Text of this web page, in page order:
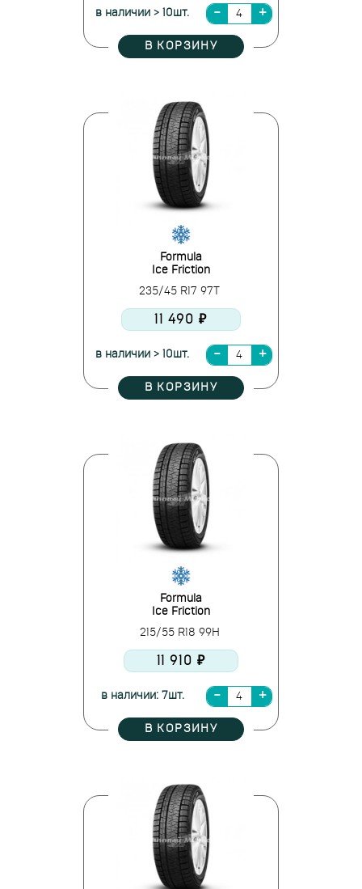
в наличии > 10шт.
В КОРЗИНУ
Formula
Ice Friction
235/45 R17 97T
11 490 ₽
в наличии > 10шт.
В КОРЗИНУ
Formula
Ice Friction
215/55 R18 99H
11 910 ₽
в наличии: 7шт.
В КОРЗИНУ